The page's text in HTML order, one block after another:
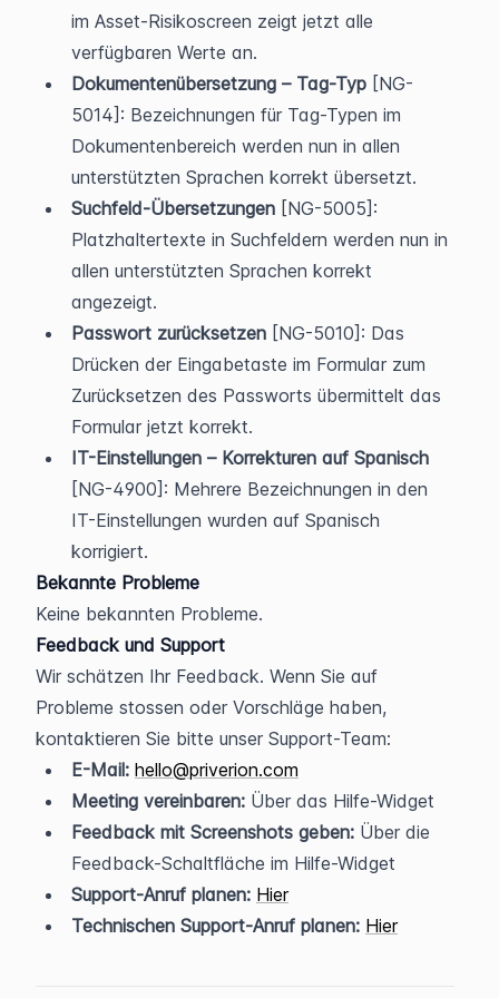
im Asset-Risikoscreen zeigt jetzt alle
verfügbaren Werte an.
Dokumentenübersetzung – Tag-Typ [NG-
5014]: Bezeichnungen für Tag-Typen im
Dokumentenbereich werden nun in allen
unterstützten Sprachen korrekt übersetzt.
Suchfeld-Übersetzungen [NG-5005]:
Platzhaltertexte in Suchfeldern werden nun in
allen unterstützten Sprachen korrekt
angezeigt.
Passwort zurücksetzen [NG-5010]: Das
Drücken der Eingabetaste im Formular zum
Zurücksetzen des Passworts übermittelt das
Formular jetzt korrekt.
IT-Einstellungen – Korrekturen auf Spanisch
[NG-4900]: Mehrere Bezeichnungen in den
IT-Einstellungen wurden auf Spanisch
korrigiert.
Bekannte Probleme
Keine bekannten Probleme.
Feedback und Support
Wir schätzen Ihr Feedback. Wenn Sie auf
Probleme stossen oder Vorschläge haben,
kontaktieren Sie bitte unser Support-Team:
E-Mail: hello@priverion.com
Meeting vereinbaren: Über das Hilfe-Widget
Feedback mit Screenshots geben: Über die
Feedback-Schaltfläche im Hilfe-Widget
Support-Anruf planen: Hier
Technischen Support-Anruf planen: Hier